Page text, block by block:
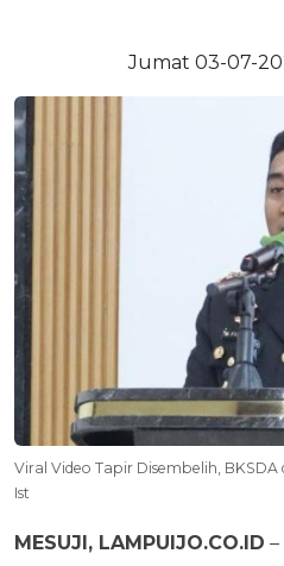
Jumat 03-07-
Viral Video Tapir Disembelih,
Ist
MESUJI, LAMPUIJO.CO.ID